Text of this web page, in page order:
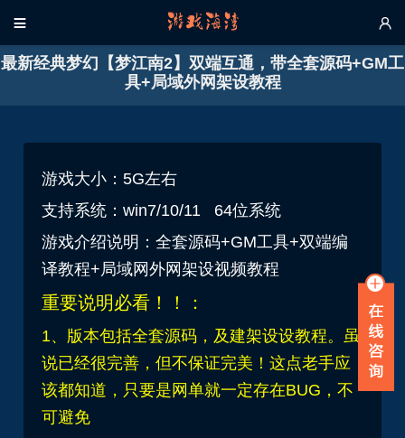
 
最新经典梦幻【梦江南2】双端互通，带全套源码+GM工
具+局域外网架设教程
游戏大小：5G左右
支持系统：win7/10/11 64位系统
游戏介绍说明：全套源码+GM工具+双端编
译教程+局域网外网架设视频教程
重要说明必看！！：
1、版本包括全套源码，及建架设设教程。虽
说已经很完善，但不保证完美！这点老手应
该都知道，只要是网单就一定存在BUG，不
可避免